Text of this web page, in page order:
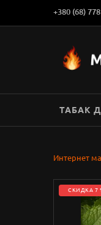
+380 (68)
ТАБАК
Интернет
СКИДКА 7